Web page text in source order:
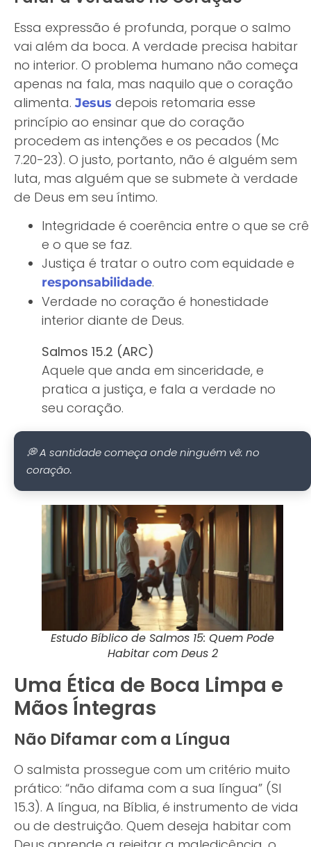
Essa expressão é profunda, porque o salmo
vai além da boca. A verdade precisa habitar
no interior. O problema humano não começa
apenas na fala, mas naquilo que o coração
alimenta. Jesus depois retomaria esse
princípio ao ensinar que do coração
procedem as intenções e os pecados (Mc
7.20-23). O justo, portanto, não é alguém sem
luta, mas alguém que se submete à verdade
de Deus em seu íntimo.
Integridade é coerência entre o que se crê
e o que se faz.
Justiça é tratar o outro com equidade e
responsabilidade.
Verdade no coração é honestidade
interior diante de Deus.
Salmos 15.2 (ARC)
Aquele que anda em sinceridade, e
pratica a justiça, e fala a verdade no
seu coração.
💭 A santidade começa onde ninguém vê: no
coração.
Estudo Bíblico de Salmos 15: Quem Pode
Habitar com Deus 2
Uma Ética de Boca Limpa e
Mãos Íntegras
Não Difamar com a Língua
O salmista prossegue com um critério muito
prático: “não difama com a sua língua” (Sl
15.3). A língua, na Bíblia, é instrumento de vida
ou de destruição. Quem deseja habitar com